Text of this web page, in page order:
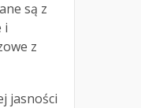
są z
i
z
jasności